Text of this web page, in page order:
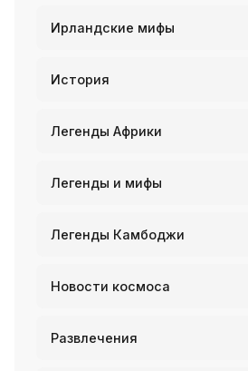
Ирландские мифы
История
Легенды Африки
Легенды и мифы
Легенды Камбоджи
Новости космоса
Развлечения